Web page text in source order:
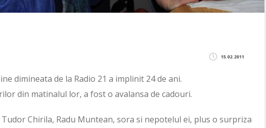
15.02.2011
dimineata de la Radio 21 a implinit 24 de ani.
din matinalul lor, a fost o avalansa de cadouri.
Tudor Chirila, Radu Muntean, sora si nepotelul ei, plus o surpriza